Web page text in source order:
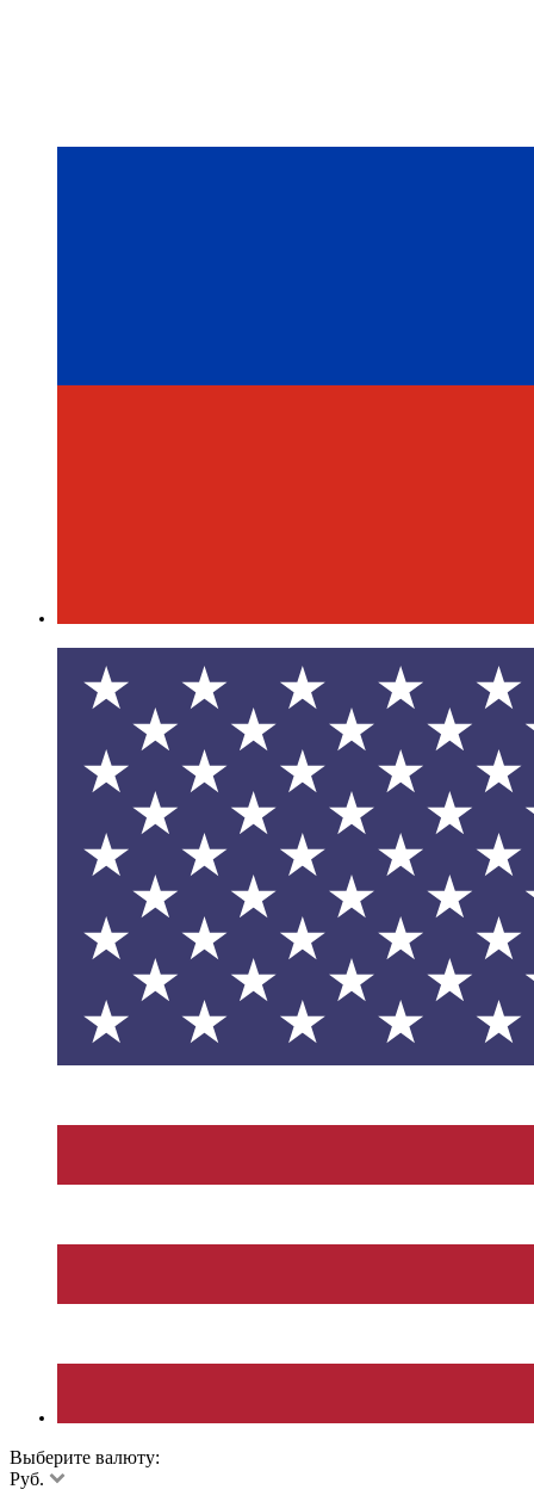
Выберите валюту:
Руб.